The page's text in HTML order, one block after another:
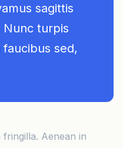
sagittis
Nunc turpis
sed,
Aenean in